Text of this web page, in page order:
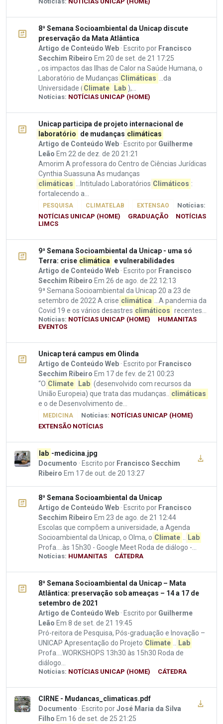
8ª Semana Socioambiental da Unicap discute
preservação da Mata Atlântica
Artigo de Conteúdo Web · Escrito por Francisco
Secchim Ribeiro Em 20 de set. de 21 17:25
, os impactos das Ilhas de Calor na Saúde Humana, o
Laboratório de Mudanças Climáticas
...da
Universidade ( Climate Lab ),...
Notícias: NOTÍCIAS UNICAP (HOME)
Unicap participa de projeto internacional de
laboratório
de mudanças climáticas
Artigo de Conteúdo Web · Escrito por Guilherme
Leão Em 22 de dez. de 20 21:21
Amorim A professora do Centro de Ciências Jurídicas
Cynthia Suassuna As mudanças
climáticas
...Intitulado Laboratórios Climáticos :
fortalecendo a...
PESQUISA CLIMATELAB EXTENSAO
Notícias:
NOTÍCIAS UNICAP (HOME)
GRADUAÇÃO
NOTÍCIAS
LIMCS
9ª Semana Socioambiental da Unicap - uma só
Terra: crise climática
e vulnerabilidades
Artigo de Conteúdo Web · Escrito por Francisco
Secchim Ribeiro Em 26 de ago. de 22 12:13
9ª Semana Socioambiental da Unicap 20 a 23 de
setembro de 2022 A crise climática
...A pandemia da
Covid 19 e os vários desastres climáticos recentes...
Notícias: NOTÍCIAS UNICAP (HOME)
HUMANITAS
EVENTOS
Unicap terá campus em Olinda
Artigo de Conteúdo Web · Escrito por Francisco
Secchim Ribeiro Em 17 de fev. de 21 00:23
“O Climate Lab (desenvolvido com recursos da
União Europeia) que trata das mudanças...
climáticas
e o de Desenvolvimento de...
MEDICINA Notícias: NOTÍCIAS UNICAP (HOME)
EXTENSÃO NOTÍCIAS
lab -medicina.jpg
Documento · Escrito por Francisco Secchim
Ribeiro Em 17 de out. de 20 13:27
8ª Semana Socioambiental da Unicap
Artigo de Conteúdo Web · Escrito por Francisco
Secchim Ribeiro Em 23 de ago. de 21 12:44
Escolas que compõem a universidade, a Agenda
Socioambiental da Unicap, o Olma, o Climate
Lab
Profa....às 15h30 - Google Meet Roda de diálogo -...
Notícias: HUMANITAS CÁTEDRA
8ª Semana Socioambiental da Unicap – Mata
Atlântica: preservação sob ameaças – 14 a 17 de
setembro de 2021
Artigo de Conteúdo Web · Escrito por Guilherme
Leão Em 8 de set. de 21 19:45
Pró-reitora de Pesquisa, Pós-graduação e Inovação –
UNICAP Apresentação do Projeto Climate
Lab
Profa....WORKSHOPS 13h30 às 15h30 Roda de
diálogo...
Notícias: NOTÍCIAS UNICAP (HOME) CÁTEDRA
CIRNE - Mudancas_climaticas.pdf
Documento · Escrito porJosé Maria da Silva
Filho Em 16 de set. de 25 21:25